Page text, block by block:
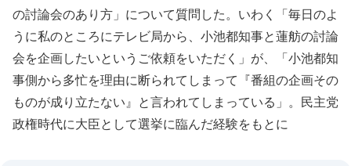
の討論会のあり方」について質問した。いわく「毎日のよ
うに私のところにテレビ局から、小池都知事と蓮舫の討論
会を企画したいというご依頼をいただく」が、「小池都知
事側から多忙を理由に断られてしまって『番組の企画その
ものが成り立たない』と言われてしまっている」。民主党
政権時代に大臣として選挙に臨んだ経験をもとに